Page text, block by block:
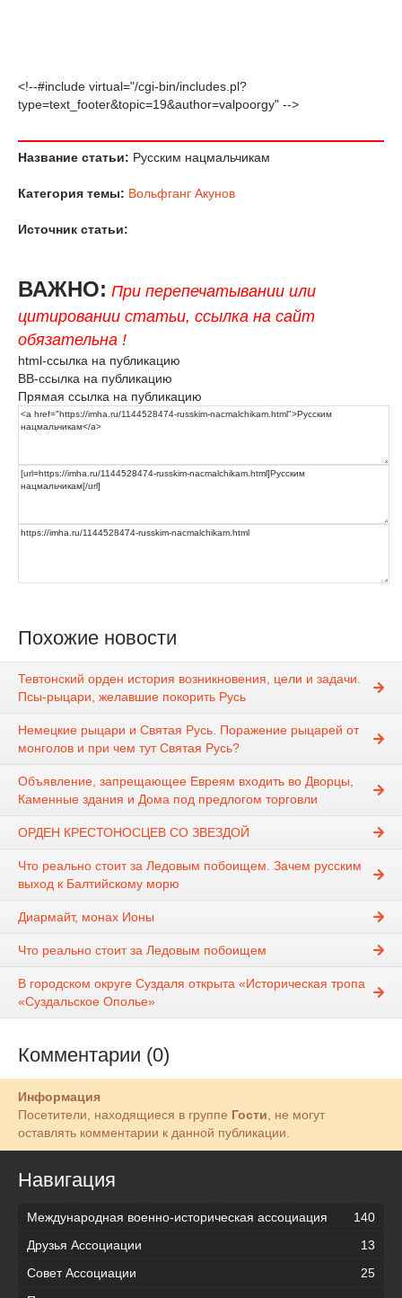
<!--#include virtual="/cgi-bin/includes.pl?
type=text_footer&topic=19&author=valpoorgy" -->
Название статьи: Русским нацмальчикам
Категория темы: Вольфганг Акунов
Источник статьи:
ВАЖНО: При перепечатывании или
цитировании статьи, ссылка на сайт
обязательна !
html-ссылка на публикацию
BB-ссылка на публикацию
Прямая ссылка на публикацию
Похожие новости
Тевтонский орден история возникновения, цели и задачи.
Псы-рыцари, желавшие покорить Русь
Немецкие рыцари и Святая Русь. Поражение рыцарей от
монголов и при чем тут Святая Русь?
Объявление, запрещающее Евреям входить во Дворцы,
Каменные здания и Дома под предлогом торговли
ОРДЕН КРЕСТОНОСЦЕВ СО ЗВЕЗДОЙ
Что реально стоит за Ледовым побоищем. Зачем русским
выход к Балтийскому морю
Диармайт, монах Ионы
Что реально стоит за Ледовым побоищем
В городском округе Суздаля открыта «Историческая тропа
«Суздальское Ополье»
Комментарии (0)
Информация
Посетители, находящиеся в группе Гости , не могут
оставлять комментарии к данной публикации.
Навигация
Международная военно-историческая ассоциация
140
Друзья Ассоциации
13
Совет Ассоциации
25